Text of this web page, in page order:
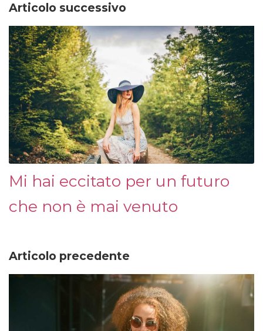
Articolo successivo
Mi hai eccitato per un futuro
che non è mai venuto
Articolo precedente